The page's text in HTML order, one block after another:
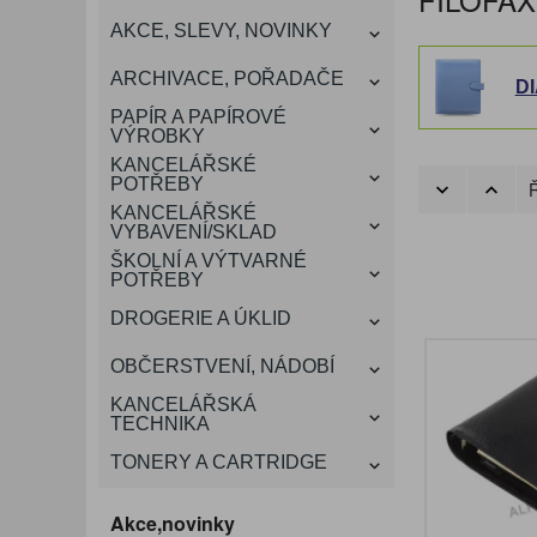
VÁNOCE
DÁRKOVÉ POTŘEBY
SMART DOPLŇKY
ROZDRUŽOVAČE
VIZITKY A JMENOVKY
OBÁLKY
TISKOPISY
KONFERENČNÍ SPISOVKY
NŮŽKY A NOŽE
TAŠKY, KUFRY, AKTOVKY
A OBALY
KANCELÁŘSKÝ
NÁBYTEK
OCHRANNÉ PRACOVNÍ
POMŮCKY
TABULE, NÁSTĚNKY
KRESLENÍ A MALOVÁNÍ
DEZINFEKCE-OCHRANA
PROSTŘEDKY NA PRANÍ
KONVICE A DŽBÁNY
SLADKÉ POTRAVINY
LAMINACE
ŠTÍTKOVAČE
AKCE, SLEVY, NOVINKY
ARCHIVACE, POŘADAČE
PAPÍR A PAPÍROVÉ
VÝROBKY
KANCELÁŘSKÉ
POTŘEBY
KANCELÁŘSKÉ
VYBAVENÍ/SKLAD
ŠKOLNÍ A VÝTVARNÉ
POTŘEBY
DROGERIE A ÚKLID
OBČERSTVENÍ, NÁDOBÍ
KANCELÁŘSKÁ
TECHNIKA
TONERY A CARTRIDGE
Akce,novinky